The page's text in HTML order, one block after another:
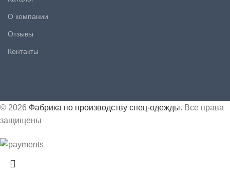
О компании
Отзывы
Контакты
© 2026 Фабрика по производству спец-одежды. Все права
защищены